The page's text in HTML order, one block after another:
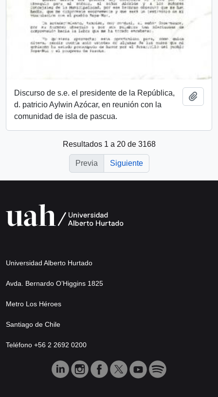
Discurso de s.e. el presidente de la República,
d. patricio Aylwin Azócar, en reunión con la
comunidad de isla de pascua.
Resultados 1 a 20 de 3168
Previa Siguiente
Universidad Alberto Hurtado
Avda. Bernardo O’Higgins 1825
Metro Los Héroes
Santiago de Chile
Teléfono +56 2 2692 0200